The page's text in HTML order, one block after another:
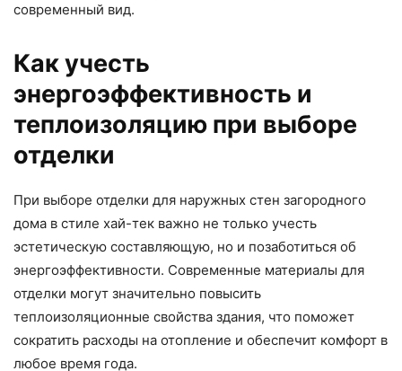
современный вид.
Как учесть
энергоэффективность и
теплоизоляцию при выборе
отделки
При выборе отделки для наружных стен загородного
дома в стиле хай-тек важно не только учесть
эстетическую составляющую, но и позаботиться об
энергоэффективности. Современные материалы для
отделки могут значительно повысить
теплоизоляционные свойства здания, что поможет
сократить расходы на отопление и обеспечит комфорт в
любое время года.